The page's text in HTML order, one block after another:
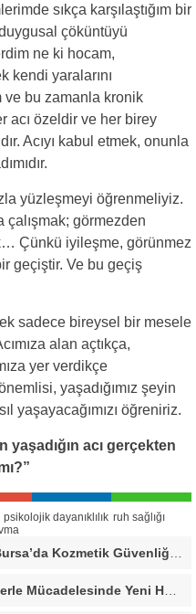
sıkça karşılaştığım bir
çöküntüyü
ne ki hocam,
kendi yaralarını
bu zamanla kronik
acı özeldir ve her birey
Acıyı kabul etmek, onunla
yüzleşmeyi öğrenmeliyiz.
çalışmak; görmezden
Çünkü iyileşme, görünmez
geçiştir. Ve bu geçiş
sadece bireysel bir mesele
alan açtıkça,
yer verdikçe
yaşadığımız şeyin
yaşayacağımızı öğreniriz.
acı gerçekten
psikolojik dayanıklılık ruh sağlığı
Türk Doktor Yadigar Genç, Kanserle Mücadelesinde Yeni Hedef Kanser Kök Hücreleri